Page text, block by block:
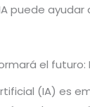
puede ayudar
el
(IA) es